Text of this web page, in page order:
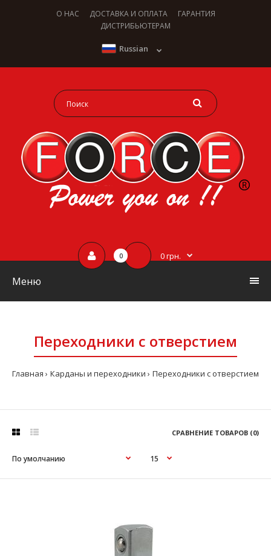
О НАС ДОСТАВКА И ОПЛАТА
ГАРАНТИЯ
ДИСТРИБЬЮТЕРАМ
Russian
0 0 грн.
Меню
Переходники с отверстием
Главная Карданы и переходники Переходники с отверстием
СРАВНЕНИЕ ТОВАРОВ (0)